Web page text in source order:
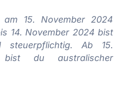
15. November 2024
14. November 2024 bist
steuerpflichtig. Ab 15.
du australischer